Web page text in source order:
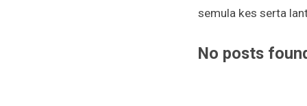
semula kes serta
No posts